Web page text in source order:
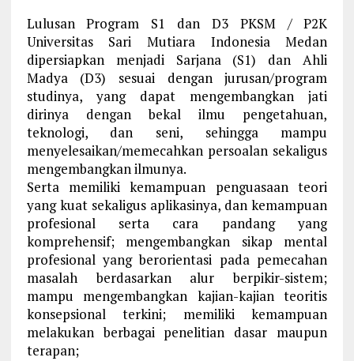
Lulusan Program S1 dan D3 PKSM / P2K
Universitas Sari Mutiara Indonesia Medan
dipersiapkan menjadi Sarjana (S1) dan Ahli
Madya (D3) sesuai dengan jurusan/program
studinya, yang dapat mengembangkan jati
dirinya dengan bekal ilmu pengetahuan,
teknologi, dan seni, sehingga mampu
menyelesaikan/memecahkan persoalan sekaligus
mengembangkan ilmunya.
Serta memiliki kemampuan penguasaan teori
yang kuat sekaligus aplikasinya, dan kemampuan
profesional serta cara pandang yang
komprehensif; mengembangkan sikap mental
profesional yang berorientasi pada pemecahan
masalah berdasarkan alur berpikir-sistem;
mampu mengembangkan kajian-kajian teoritis
konsepsional terkini; memiliki kemampuan
melakukan berbagai penelitian dasar maupun
terapan;